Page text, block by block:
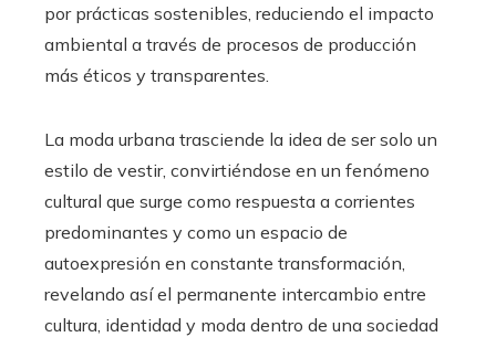
por prácticas sostenibles, reduciendo el impacto
ambiental a través de procesos de producción
más éticos y transparentes.
La moda urbana trasciende la idea de ser solo un
estilo de vestir, convirtiéndose en un fenómeno
cultural que surge como respuesta a corrientes
predominantes y como un espacio de
autoexpresión en constante transformación,
revelando así el permanente intercambio entre
cultura, identidad y moda dentro de una sociedad